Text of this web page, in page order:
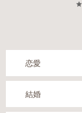
恋愛
結婚